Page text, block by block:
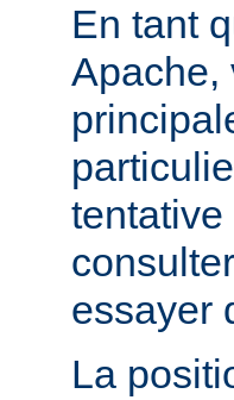
En tant
Apache,
essayer
La